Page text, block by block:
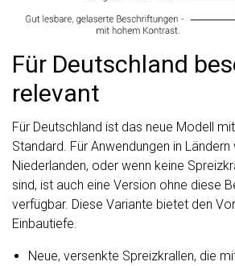
Für Deutschland
relevant
Für Deutschland ist das neue Modell
Standard. Für Anwendungen in Ländern
Niederlanden, oder wenn keine
sind, ist auch eine Version ohne diese
verfügbar. Diese Variante bietet den
Einbautiefe.
Neue, versenkte Spreizkrallen, die